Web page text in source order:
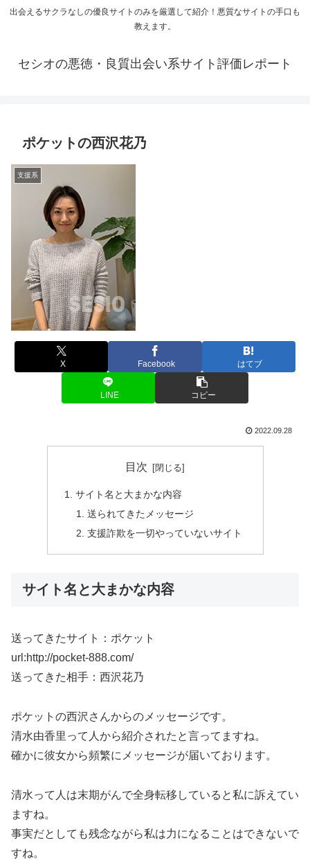
出会えるサクラなしの優良サイトのみを厳選して紹介！悪質なサイトの手口も
教えます。
セシオの悪徳・良質出会い系サイト評価レポート
ポケットの西沢花乃
支援系
X Facebook はてブ
LINE コピー
2022.09.28
目次
サイト名と大まかな内容
送られてきたメッセージ
支援詐欺を一切やっていないサイト
サイト名と大まかな内容
送ってきたサイト：ポケット
url:http://pocket-888.com/
送ってきた相手：西沢花乃
ポケットの西沢さんからのメッセージです。
清水由香里って人から紹介されたと言ってますね。
確かに彼女から頻繁にメッセージが届いております。
清水って人は末期がんで全身転移していると私に訴えてい
ますね。
事実だとしても残念ながら私は力になることはできないで
すね。